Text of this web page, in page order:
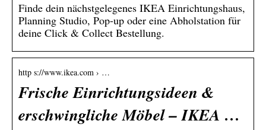
Finde dein nächstgelegenes IKEA Einrichtungshaus,
Planning Studio, Pop-up oder eine Abholstation für
deine Click & Collect Bestellung.
http s://www.ikea.com › …
Frische Einrichtungsideen &
erschwingliche Möbel – IKEA …